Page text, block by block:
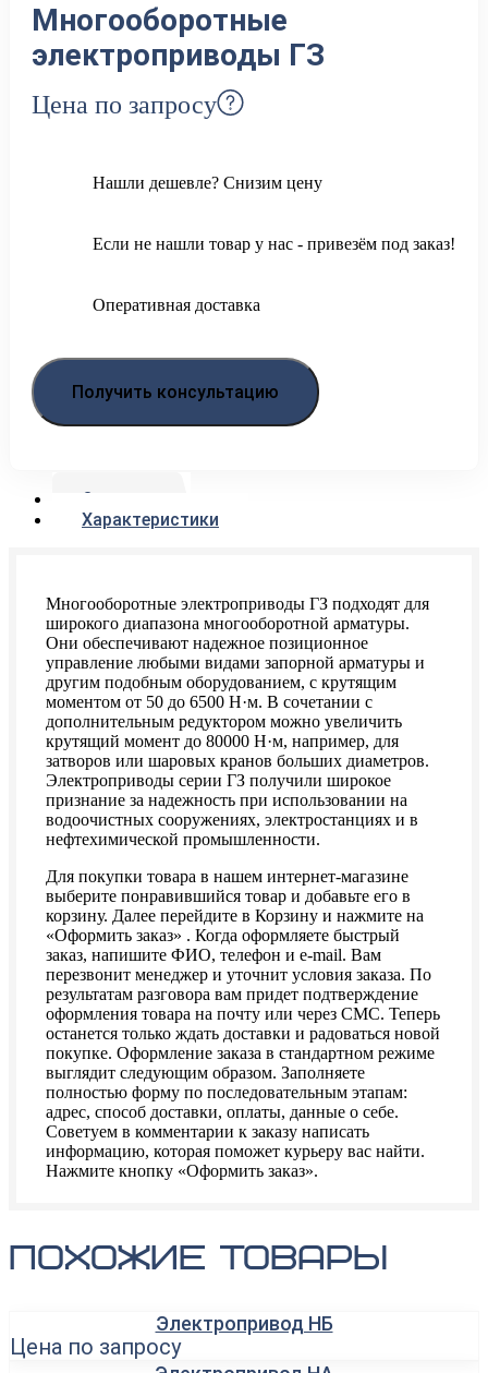
Многооборотные
электроприводы ГЗ
Цена по запросу
Нашли дешевле? Снизим цену
Если не нашли товар у нас - привезём под заказ!
Оперативная доставка
Получить консультацию
Описание
Характеристики
Многооборотные электроприводы ГЗ подходят для
широкого диапазона многооборотной арматуры.
Они обеспечивают надежное позиционное
управление любыми видами запорной арматуры и
другим подобным оборудованием, с крутящим
моментом от 50 до 6500 Н·м. В сочетании с
дополнительным редуктором можно увеличить
крутящий момент до 80000 Н·м, например, для
затворов или шаровых кранов больших диаметров.
Электроприводы серии ГЗ получили широкое
признание за надежность при использовании на
водоочистных сооружениях, электростанциях и в
нефтехимической промышленности.
Для покупки товара в нашем интернет-магазине
выберите понравившийся товар и добавьте его в
корзину. Далее перейдите в Корзину и нажмите на
«Оформить заказ» . Когда оформляете быстрый
заказ, напишите ФИО, телефон и e-mail. Вам
перезвонит менеджер и уточнит условия заказа. По
результатам разговора вам придет подтверждение
оформления товара на почту или через СМС. Теперь
останется только ждать доставки и радоваться новой
покупке. Оформление заказа в стандартном режиме
выглядит следующим образом. Заполняете
полностью форму по последовательным этапам:
адрес, способ доставки, оплаты, данные о себе.
Советуем в комментарии к заказу написать
информацию, которая поможет курьеру вас найти.
Нажмите кнопку «Оформить заказ».
похожие товары
Электропривод НБ
Цена по запросу